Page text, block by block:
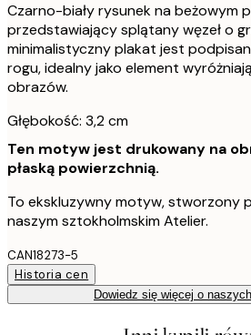
Czarno-biały rysunek na beżowym
przedstawiający splątany węzeł o
minimalistyczny plakat jest
rogu, idealny jako element
obrazów.
Głębokość: 3,2 cm
Ten motyw jest drukowany na
płaską powierzchnią.
To ekskluzywny motyw, stworzony
naszym sztokholmskim Atelier.
CAN18273-5
Historia cen
Dowiedz się więcej o